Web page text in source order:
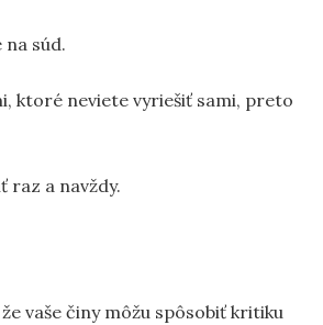
súd.
ktoré neviete vyriešiť sami, preto
a navždy.
vaše činy môžu spôsobiť kritiku